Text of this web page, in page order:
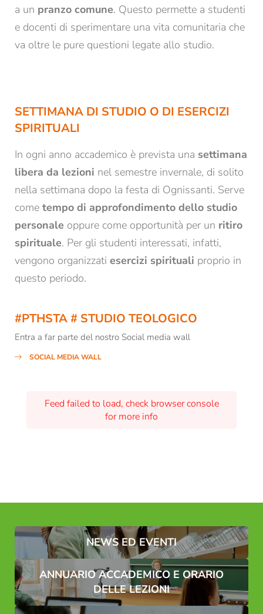
a un pranzo comune. Questo permette a studenti
e docenti di sperimentare una vita comunitaria che
va oltre le pure questioni legate allo studio.
SETTIMANA DI STUDIO O DI ESERCIZI
SPIRITUALI
In ogni anno accademico è prevista una settimana
libera da lezioni nel semestre invernale, di solito
nella settimana dopo la festa di Ognissanti. Serve
come tempo di approfondimento dello studio
personale oppure come opportunità per un ritiro
spirituale. Per gli studenti interessati, infatti,
vengono organizzati esercizi spirituali proprio in
questo periodo.
#PTHSTA # STUDIO TEOLOGICO
Entra a far parte del nostro Social media wall
SOCIAL MEDIA WALL
Feed failed to load, check browser console
for more info
NEWS ED EVENTI
ANNUARIO ACCADEMICO E ORARIO
DELLE LEZIONI
REGISTRAZIONE ALLA NEWSLETTER
Titolo
Famiglia Signor Signora
*campi obbligatori